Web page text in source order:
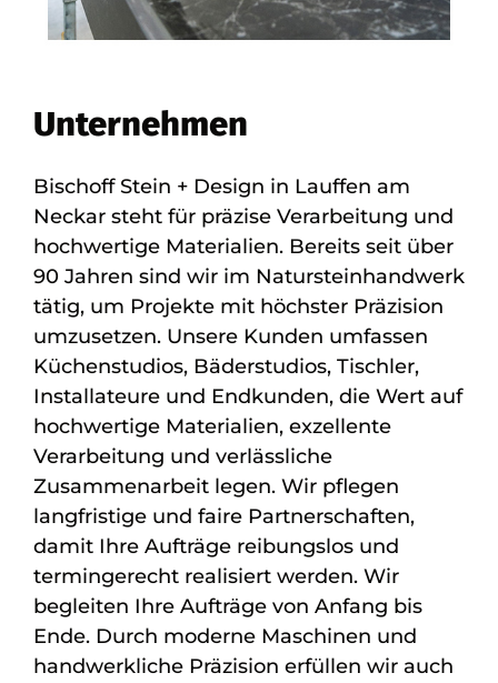
Unternehmen
Bischoff Stein + Design in Lauffen am
Neckar steht für präzise Verarbeitung und
hochwertige Materialien. Bereits seit über
90 Jahren sind wir im Natursteinhandwerk
tätig, um Projekte mit höchster Präzision
umzusetzen. Unsere Kunden umfassen
Küchenstudios, Bäderstudios, Tischler,
Installateure und Endkunden, die Wert auf
hochwertige Materialien, exzellente
Verarbeitung und verlässliche
Zusammenarbeit legen. Wir pflegen
langfristige und faire Partnerschaften,
damit Ihre Aufträge reibungslos und
termingerecht realisiert werden. Wir
begleiten Ihre Aufträge von Anfang bis
Ende. Durch moderne Maschinen und
handwerkliche Präzision erfüllen wir auch